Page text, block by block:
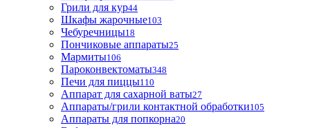
Грили для кур44
Шкафы жарочные103
Чебуречницы18
Пончиковые аппараты25
Мармиты106
Пароконвектоматы348
Печи для пиццы110
Аппарат для сахарной ваты27
Аппараты/грили контактной обработки105
Аппараты для попкорна20